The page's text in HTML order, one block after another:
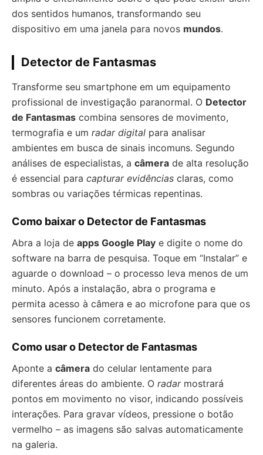
dos sentidos humanos, transformando seu
dispositivo em uma janela para novos mundos.
Detector de Fantasmas
Transforme seu smartphone em um equipamento
profissional de investigação paranormal. O Detector
de Fantasmas combina sensores de movimento,
termografia e um radar digital para analisar
ambientes em busca de sinais incomuns. Segundo
análises de especialistas, a câmera de alta resolução
é essencial para capturar evidências claras, como
sombras ou variações térmicas repentinas.
Como baixar o Detector de Fantasmas
Abra a loja de apps Google Play e digite o nome do
software na barra de pesquisa. Toque em “Instalar” e
aguarde o download – o processo leva menos de um
minuto. Após a instalação, abra o programa e
permita acesso à câmera e ao microfone para que os
sensores funcionem corretamente.
Como usar o Detector de Fantasmas
Aponte a câmera do celular lentamente para
diferentes áreas do ambiente. O radarmostrará
pontos em movimento no visor, indicando possíveis
interações. Para gravar vídeos, pressione o botão
vermelho – as imagens são salvas automaticamente
na galeria.